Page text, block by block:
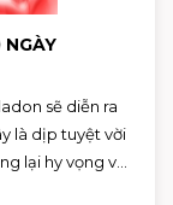
sẽ diễn ra
là dịp tuyệt vời
lại hy vọng và
cuộc